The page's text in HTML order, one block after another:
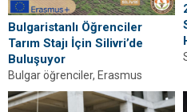
Bulgaristanlı Öğrenciler
Tarım Stajı İçin Silivri’de
Buluşuyor
Bulgar öğrenciler, Erasmus
kapsamında Silivri’de tarım stajı
yapacak; modern tarım ve